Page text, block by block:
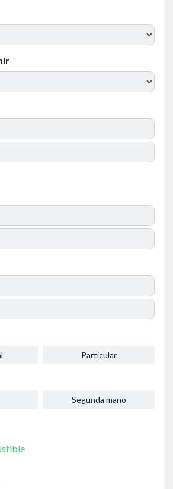
Particular
Segunda mano